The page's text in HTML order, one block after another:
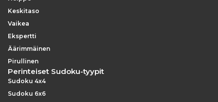
Keskitaso
Vaikea
Ekspertti
Äärimmäinen
Pirullinen
Perinteiset Sudoku-tyypit
Sudoku 4x4
Sudoku 6x6